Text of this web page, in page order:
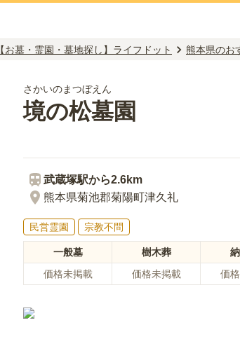
【お墓・霊園・墓地探し】ライフドット 熊本県のお
さかいのまつぼえん
境の松墓園
武蔵塚駅から2.6km
熊本県菊池郡菊陽町津久礼
民営霊園 宗教不問
一般墓 樹木葬
価格未掲載
価格未掲載 価